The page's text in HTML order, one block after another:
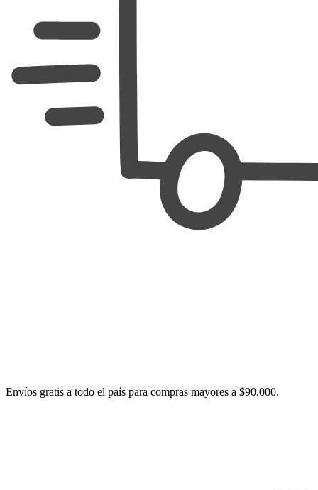
Envíos gratis a todo el país para compras mayores a $90.000.